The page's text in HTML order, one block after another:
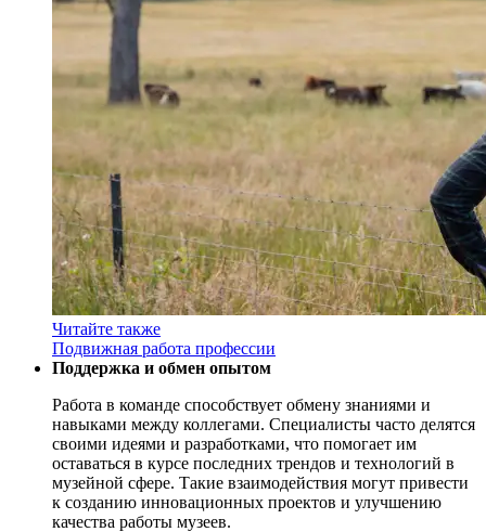
Читайте также
Подвижная работа профессии
Поддержка и обмен опытом
Работа в команде способствует обмену знаниями и
навыками между коллегами. Специалисты часто делятся
своими идеями и разработками, что помогает им
оставаться в курсе последних трендов и технологий в
музейной сфере. Такие взаимодействия могут привести
к созданию инновационных проектов и улучшению
качества работы музеев.